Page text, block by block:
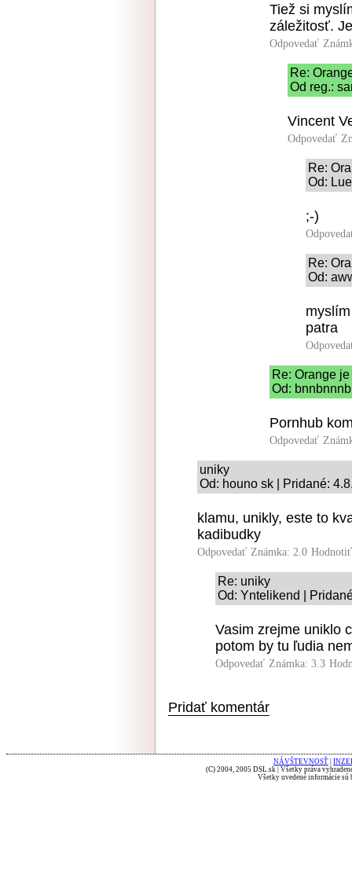
Tiež si
záležitosť.
Odpovedať
Re:
Od reg.:
Vincent
Odpovedať
Re:
Od:
;-)
Re:
Od:
patra
Re: Orange je
Od:
Pornhub
Odpovedať
uniky
Od: houno sk | Pridané:
klamu, unikly, este to
kadibudky
Odpovedať Známka: 2.0
Re: uniky
Od: Yntelikend |
Vasim zrejme uniklo
potom by tu ľudia
Odpovedať Známka: 3.3
Pridať komentár
NÁVŠTEVNOSŤ
(C) 2004, 2005 DSL.sk | Všetky práva
Všetky uvedené informácie sú